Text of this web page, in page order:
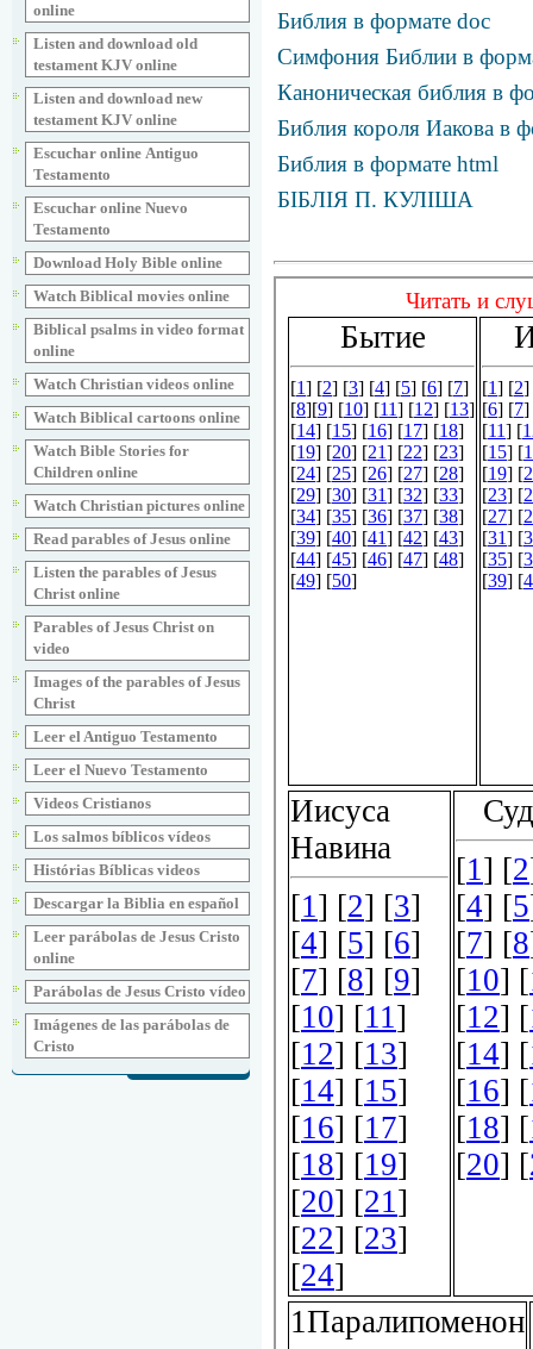
online
Listen and download old
testament KJV online
Listen and download new
testament KJV online
Escuchar online Аntiguo
Testamento
Escuchar online Nuevo
Testamento
Download Holy Bible online
Watch Biblical movies online
Biblical psalms in video format
online
Watch Christian videos online
Watch Biblical cartoons online
Watch Bible Stories for
Children online
Watch Christian pictures online
Read parables of Jesus online
Listen the parables of Jesus
Christ online
Parables of Jesus Christ on
video
Images of the parables of Jesus
Christ
Leer el Antiguo Testamento
Leer el Nuevo Testamento
Videos Cristianos
Los salmos bíblicos vídeos
Histórias Bíblicas videos
Descargar la Biblia en español
Leer parábolas de Jesus Cristo
online
Parábolas de Jesus Cristo vídeo
Imágenes de las parábolas de
Cristo
Библия в формате doc
Симфония Библии в
Каноническая библия в
Библия короля Иакова в
Библия в формате html
БІБЛІЯ П. КУЛІША